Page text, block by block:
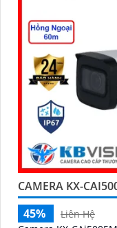
CAMERA KX-
45%
Liên Hệ